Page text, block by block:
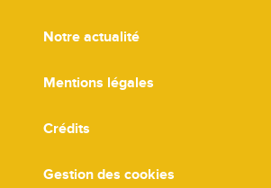
Notre actualité
Mentions légales
Crédits
Gestion des cookies